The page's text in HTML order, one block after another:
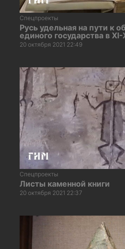
Спецпроекты
Русь удельная на пути к
единого государства в XI-
20 октября 2021 22:49
Спецпроекты
Листы каменной книги
20 октября 2021 22:37